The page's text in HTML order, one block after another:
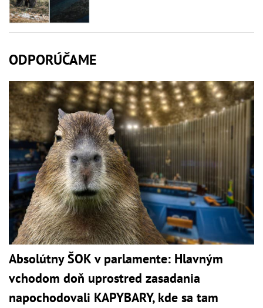
ODPORÚČAME
Absolútny ŠOK v parlamente: Hlavným
vchodom doň uprostred zasadania
napochodovali KAPYBARY, kde sa tam